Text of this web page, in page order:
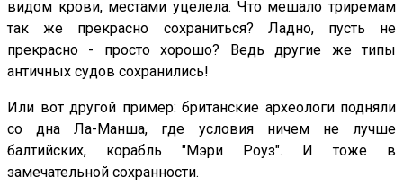
видом крови, местами уцелела. Что мешало триремам
так же прекрасно сохраниться? Ладно, пусть не
прекрасно - просто хорошо? Ведь другие же типы
античных судов сохранились!
Или вот другой пример: британские археологи подняли
со дна Ла-Манша, где условия ничем не лучше
балтийских, корабль "Мэри Роуз". И тоже в
замечательной сохранности.